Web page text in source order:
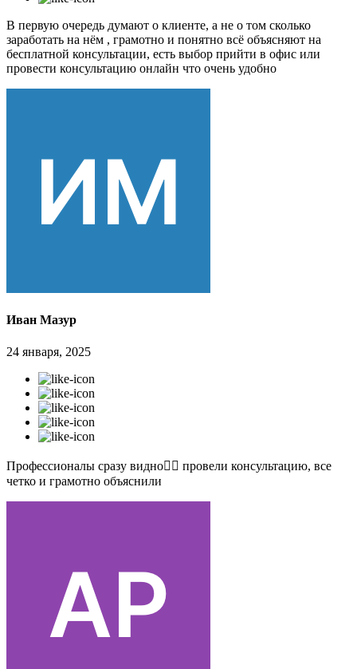
В первую очередь думают о клиенте, а не о том сколько
заработать на нём , грамотно и понятно всё объясняют на
бесплатной консультации, есть выбор прийти в офис или
провести консультацию онлайн что очень удобно
Иван Мазур
24 января, 2025
Профессионалы сразу видно👍🏻 провели консультацию, все
четко и грамотно объяснили